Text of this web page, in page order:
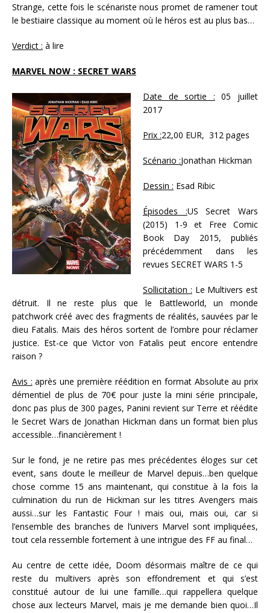
Strange, cette fois le scénariste nous promet de ramener tout
le bestiaire classique au moment où le héros est au plus bas…
Verdict : à lire
MARVEL NOW : SECRET WARS
Date de sortie : 05 juillet
2017
Prix :22,00 EUR, 312 pages
Scénario :Jonathan Hickman
Dessin : Esad Ribic
Épisodes :US Secret Wars
(2015) 1-9 et Free Comic
Book Day 2015, publiés
précédemment dans les
revues SECRET WARS 1-5
Sollicitation : Le Multivers est
détruit. Il ne reste plus que le Battleworld, un monde
patchwork créé avec des fragments de réalités, sauvées par le
dieu Fatalis. Mais des héros sortent de l’ombre pour réclamer
justice. Est-ce que Victor von Fatalis peut encore entendre
raison ?
Avis : après une première réédition en format Absolute au prix
démentiel de plus de 70€ pour juste la mini série principale,
donc pas plus de 300 pages, Panini revient sur Terre et réédite
le Secret Wars de Jonathan Hickman dans un format bien plus
accessible…financièrement !
Sur le fond, je ne retire pas mes précédentes éloges sur cet
event, sans doute le meilleur de Marvel depuis…ben quelque
chose comme 15 ans maintenant, qui constitue à la fois la
culmination du run de Hickman sur les titres Avengers mais
aussi…sur les Fantastic Four ! mais oui, mais oui, car si
l’ensemble des branches de l’univers Marvel sont impliquées,
tout cela ressemble fortement à une intrigue des FF au final…
Au centre de cette idée, Doom désormais maître de ce qui
reste du multivers après son effondrement et qui s’est
constitué autour de lui une famille…qui rappellera quelque
chose aux lecteurs Marvel, mais je me demande bien quoi…Il